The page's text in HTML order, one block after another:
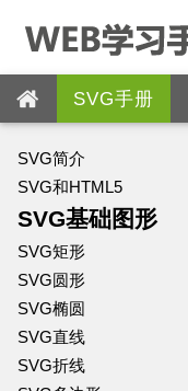
SVG手册
SVG简介
SVG和HTML5
SVG基础图形
SVG矩形
SVG圆形
SVG椭圆
SVG直线
SVG折线